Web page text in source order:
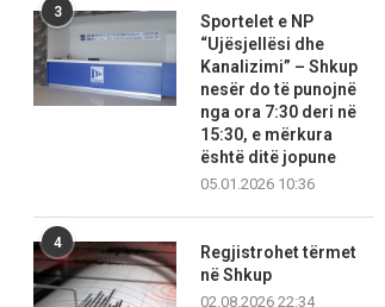
3
Sportelet e NP
“Ujësjellësi dhe
Kanalizimi” – Shkup
nesër do të punojnë
nga ora 7:30 deri në
15:30, e mërkura
është ditë jopune
05.01.2026 10:36
4
Regjistrohet tërmet
në Shkup
02.08.2026 22:34